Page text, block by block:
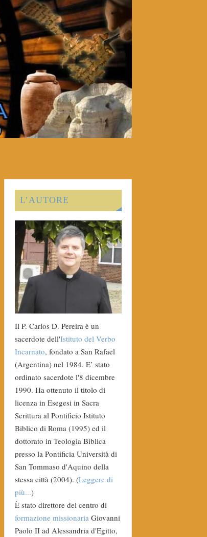
L’AUTORE
Il P. Carlos D. Pereira è un
sacerdote dell'Istituto del Verbo
Incarnato, fondato a San Rafael
(Argentina) nel 1984. E’ stato
ordinato sacerdote l'8 dicembre
1990. Ha ottenuto il titolo di
licenza in Esegesi in Sacra
Scrittura al Pontificio Istituto
Biblico di Roma (1995) ed il
dottorato in Teologia Biblica
presso la Pontificia Università di
San Tommaso d'Aquino della
stessa città (2004). (Leggere di
più...)
È stato direttore del centro di
formazione missionaria Giovanni
Paolo II ad Alessandria d'Egitto,